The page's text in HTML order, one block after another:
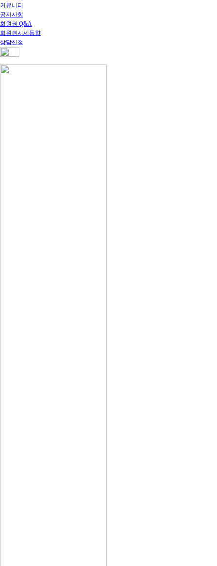
커뮤니티
공지사항
회원권 Q&A
회원권시세동향
상담신청